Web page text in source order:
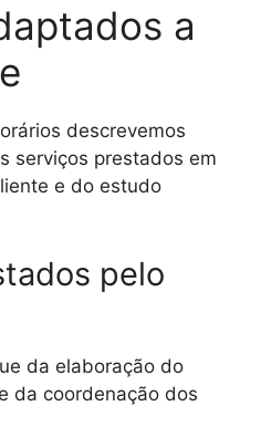
a
descrevemos
serviços prestados em
e do estudo
pelo
da elaboração do
da coordenação dos